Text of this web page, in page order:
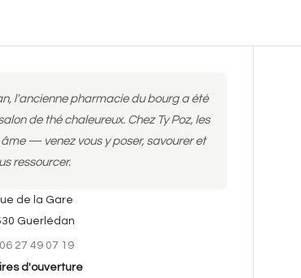
l'ancienne pharmacie du bourg a été
de thé chaleureux. Chez Ty Poz, les
— venez vous y poser, savourer et
ressourcer.
de la Gare
Guerlédan
27 49 07 19
d'ouverture